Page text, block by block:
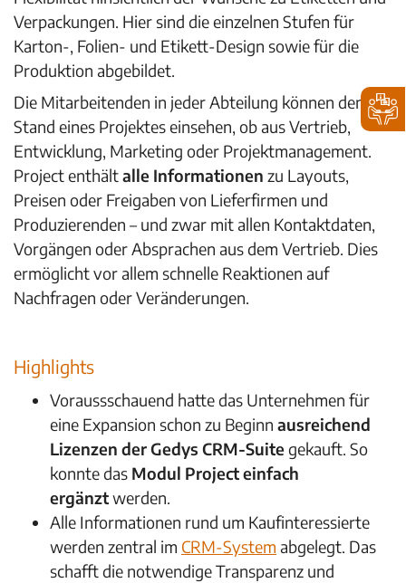
Verpackungen. Hier sind die einzelnen Stufen für
Karton-, Folien- und Etikett-Design sowie für die
Produktion abgebildet.
Die Mitarbeitenden in jeder Abteilung können den
Stand eines Projektes einsehen, ob aus Vertrieb,
Entwicklung, Marketing oder Projektmanagement.
Project enthältalle Informationen zu Layouts,
Preisen oder Freigaben von Lieferfirmen und
Produzierenden – und zwar mit allen Kontaktdaten,
Vorgängen oder Absprachen aus dem Vertrieb. Dies
ermöglicht vor allem schnelle Reaktionen auf
Nachfragen oder Veränderungen.
Highlights
Voraussschauend hatte das Unternehmen für
eine Expansion schon zu Beginn ausreichend
Lizenzen der Gedys CRM-Suitegekauft. So
konnte das Modul Project einfach
ergänztwerden.
Alle Informationen rund um Kaufinteressierte
werden zentral im CRM-System abgelegt. Das
schafft die notwendige Transparenz und